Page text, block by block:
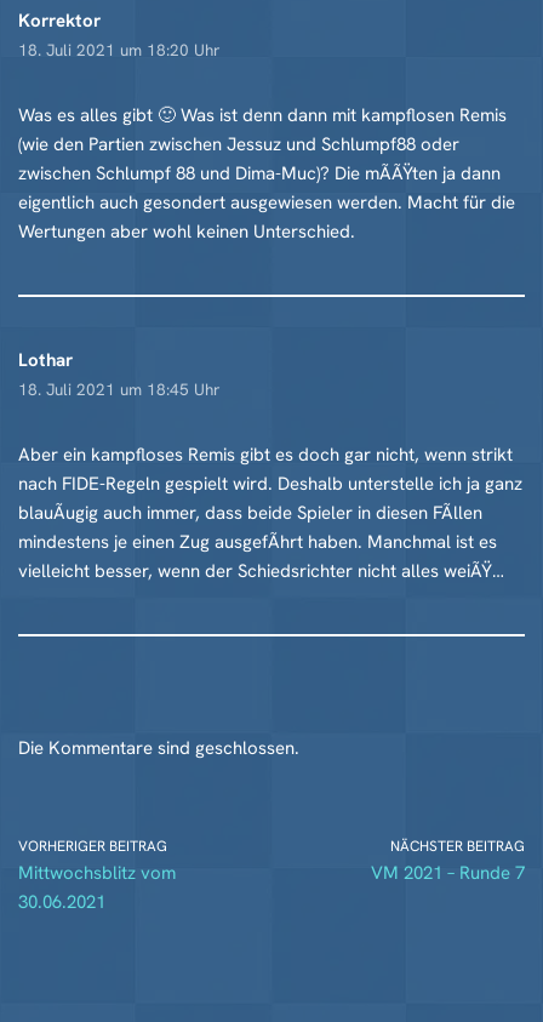
Korrektor
18. Juli 2021 um 18:20 Uhr
Was es alles gibt 🙂 Was ist denn dann mit kampflosen Remis
(wie den Partien zwischen Jessuz und Schlumpf88 oder
zwischen Schlumpf 88 und Dima-Muc)? Die mÃÃŸten ja dann
eigentlich auch gesondert ausgewiesen werden. Macht für die
Wertungen aber wohl keinen Unterschied.
Lothar
18. Juli 2021 um 18:45 Uhr
Aber ein kampfloses Remis gibt es doch gar nicht, wenn strikt
nach FIDE-Regeln gespielt wird. Deshalb unterstelle ich ja ganz
blauÃugig auch immer, dass beide Spieler in diesen FÃllen
mindestens je einen Zug ausgefÃhrt haben. Manchmal ist es
vielleicht besser, wenn der Schiedsrichter nicht alles weiÃŸ…
Die Kommentare sind geschlossen.
VORHERIGER BEITRAG
Mittwochsblitz vom
30.06.2021
NÄCHSTER BEITRAG
VM 2021 – Runde 7